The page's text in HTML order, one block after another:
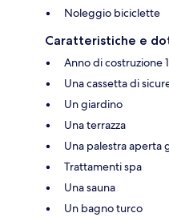
Noleggio biciclette
Caratteristiche e
Anno di costruzione
Una cassetta di
Un giardino
Una terrazza
Una palestra aperta
Trattamenti spa
Una sauna
Un bagno turco